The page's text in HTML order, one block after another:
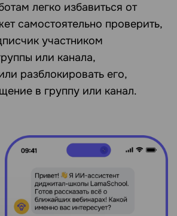
легко избавиться от
самостоятельно проверить,
участником
или канала,
разблокировать его,
в группу или канал.